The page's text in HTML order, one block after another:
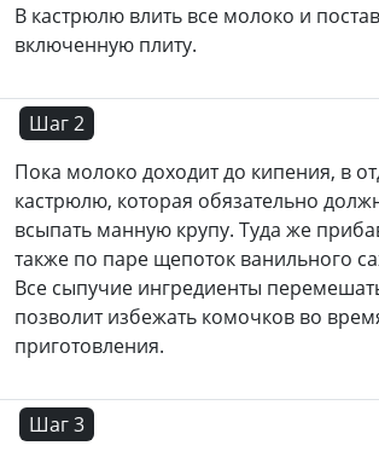
В кастрюлю влить все молоко и
включенную плиту.
Шаг 2
Пока молоко доходит до кипения, в
кастрюлю, которая обязательно
всыпать манную крупу. Туда же
также по паре щепоток ванильного
Все сыпучие ингредиенты
позволит избежать комочков во
приготовления.
Шаг 3